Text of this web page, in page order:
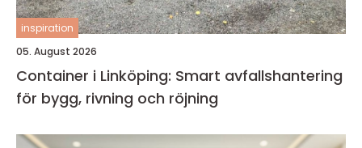
inspiration
05. August 2026
Container i Linköping: Smart avfallshantering
för bygg, rivning och röjning